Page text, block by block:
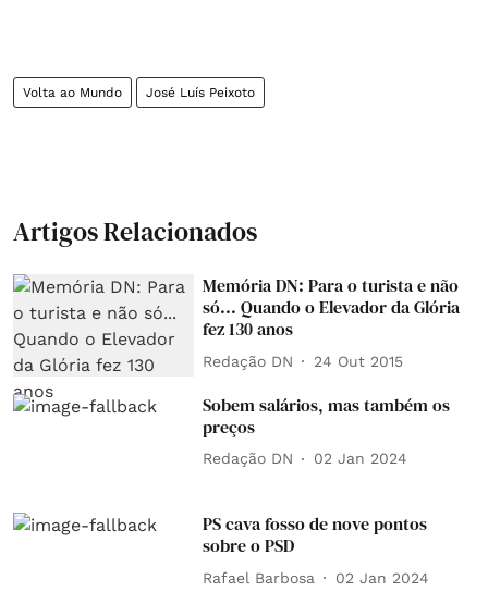
Volta ao Mundo José Luís Peixoto
Artigos Relacionados
Memória DN: Para o turista e não
só... Quando o Elevador da Glória
fez 130 anos
Redação DN 24 Out 2015
Sobem salários, mas também os
preços
Redação DN 02 Jan 2024
PS cava fosso de nove pontos
sobre o PSD
Rafael Barbosa 02 Jan 2024